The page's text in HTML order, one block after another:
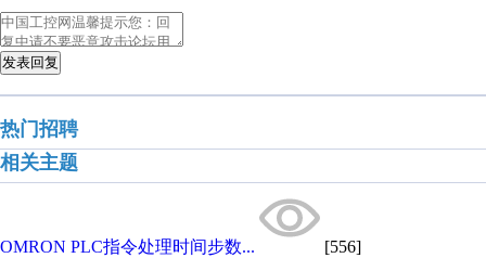
发表回复
热门招聘
相关主题
OMRON PLC指令处理时间步数... [556]